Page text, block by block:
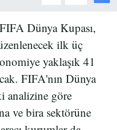
Dünya Kupası,
ilk üç
yaklaşık 41
FIFA'nın Dünya
analizine göre
ve bira sektörüne